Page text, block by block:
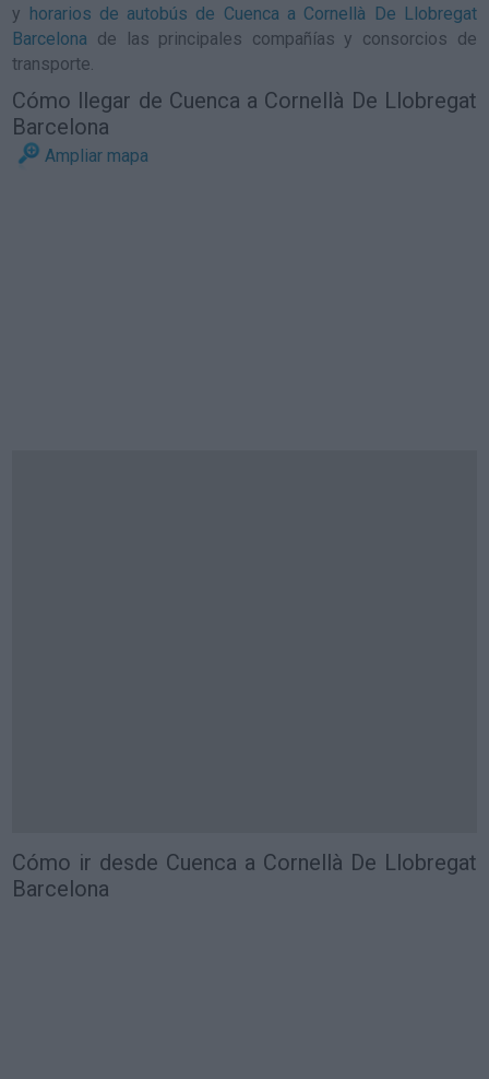
y horarios de autobús de Cuenca a Cornellà De Llobregat
Barcelona de las principales compañías y consorcios de
transporte.
Cómo llegar de Cuenca a Cornellà De Llobregat
Barcelona
Ampliar mapa
Cómo ir desde Cuenca a Cornellà De Llobregat
Barcelona